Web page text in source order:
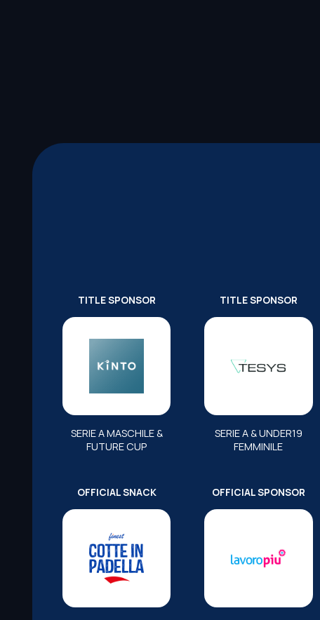
TITLE SPONSOR
SERIE A MASCHILE &
FUTURE CUP
TITLE SPONSOR
SERIE A & UNDER19
FEMMINILE
OFFICIAL SNACK OFFICIAL SPONSOR